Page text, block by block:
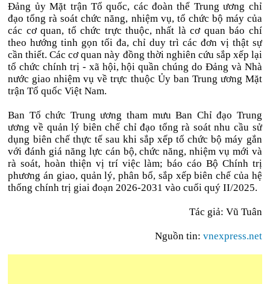
Đảng ủy Mặt trận Tổ quốc, các đoàn thể Trung ương chỉ
đạo tổng rà soát chức năng, nhiệm vụ, tổ chức bộ máy của
các cơ quan, tổ chức trực thuộc, nhất là cơ quan báo chí
theo hướng tinh gọn tối đa, chỉ duy trì các đơn vị thật sự
cần thiết. Các cơ quan này đồng thời nghiên cứu sắp xếp lại
tổ chức chính trị - xã hội, hội quần chúng do Đảng và Nhà
nước giao nhiệm vụ về trực thuộc Ủy ban Trung ương Mặt
trận Tổ quốc Việt Nam.
Ban Tổ chức Trung ương tham mưu Ban Chỉ đạo Trung
ương về quản lý biên chế chỉ đạo tổng rà soát nhu cầu sử
dụng biên chế thực tế sau khi sắp xếp tổ chức bộ máy gắn
với đánh giá năng lực cán bộ, chức năng, nhiệm vụ mới và
rà soát, hoàn thiện vị trí việc làm; báo cáo Bộ Chính trị
phương án giao, quản lý, phân bổ, sắp xếp biên chế của hệ
thống chính trị giai đoạn 2026-2031 vào cuối quý II/2025.
Tác giả: Vũ Tuân
Nguồn tin: vnexpress.net